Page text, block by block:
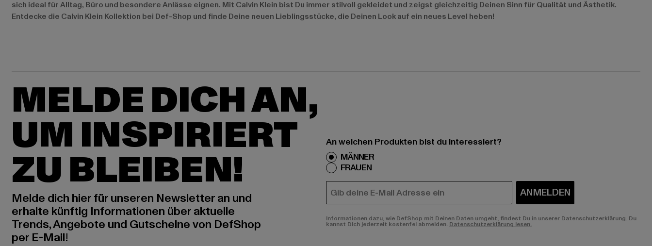
sich ideal für Alltag, Büro und besondere Anlässe eignen. Mit Calvin Klein bist Du immer stilvoll gekleidet und zeigst gleichzeitig Deinen Sinn für Qualität und Ästhetik.
Entdecke die Calvin Klein Kollektion bei Def-Shop und finde Deine neuen Lieblingsstücke, die Deinen Look auf ein neues Level heben!
MELDE DICH AN,
UM INSPIRIERT
ZU BLEIBEN!
Melde dich hier für unseren Newsletter an und
erhalte künftig Informationen über aktuelle
Trends, Angebote und Gutscheine von DefShop
per E-Mail!
An welchen Produkten bist du interessiert?
MÄNNER
FRAUEN
E-MAIL ANMELDEN
Informationen dazu, wie DefShop mit Deinen Daten umgeht, findest Du in unserer Datenschutzerklärung. Du
kannst Dich jederzeit kostenfei abmelden. Datenschutzerklärung lesen.